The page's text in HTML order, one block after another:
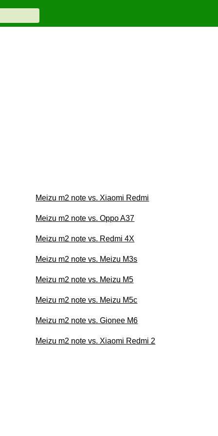
Meizu m2 note vs. Xiaomi Redmi
Meizu m2 note vs. Oppo A37
Meizu m2 note vs. Redmi 4X
Meizu m2 note vs. Meizu M3s
Meizu m2 note vs. Meizu M5
Meizu m2 note vs. Meizu M5c
Meizu m2 note vs. Gionee M6
Meizu m2 note vs. Xiaomi Redmi 2